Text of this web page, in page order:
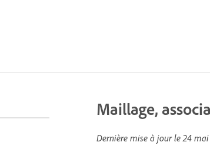
Maillage,
Dernière mise à jour le24 mai